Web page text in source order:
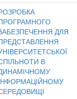
ДЛЯ
В